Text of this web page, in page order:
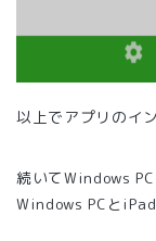
以上でアプリのイ
続いてWindows
Windows PCと